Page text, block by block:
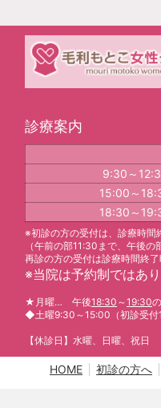
診療案内
9:30～
15:00～
18:30～
※初診の方の受付は、診療時間
（午前の部11:30まで、午後の
再診の方の受付は診療時間終
※当院は予約制ではあり
★ 月曜… 午後18:30 ～19:30
◆土曜9:30～15:00（初診受付
【休診日】水曜、日曜、祝日
HOME 初診の方へ